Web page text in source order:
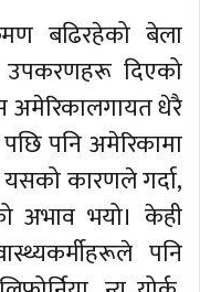
बढिरहेको बेला
उपकरणहरू दिएको
अमेरिकालगायत धेरै
पनि अमेरिकामा
कारणले गर्दा,
अभाव भयो। केही
पनि